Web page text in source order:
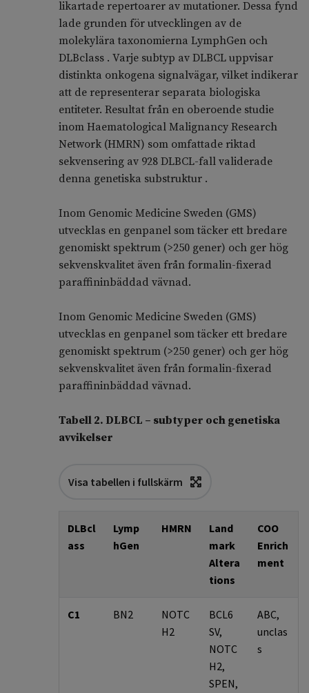
likartade repertoarer av mutationer. Dessa fynd
lade grunden för utvecklingen av de
molekylära taxonomierna LymphGen och
DLBclass . Varje subtyp av DLBCL uppvisar
distinkta onkogena signalvägar, vilket indikerar
att de representerar separata biologiska
entiteter. Resultat från en oberoende studie
inom Haematological Malignancy Research
Network (HMRN) som omfattade riktad
sekvensering av 928 DLBCL-fall validerade
denna genetiska substruktur .
Inom Genomic Medicine Sweden (GMS)
utvecklas en genpanel som täcker ett bredare
genomiskt spektrum (>250 gener) och ger hög
sekvenskvalitet även från formalin-fixerad
paraffininbäddad vävnad.
Inom Genomic Medicine Sweden (GMS)
utvecklas en genpanel som täcker ett bredare
genomiskt spektrum (>250 gener) och ger hög
sekvenskvalitet även från formalin-fixerad
paraffininbäddad vävnad.
Tabell 2. DLBCL – subtyper och genetiska
avvikelser
Visa tabellen i fullskärm
DLBcl
ass
Lymp
hGen
HMRN
Land
mark
Altera
tions
COO
Enrich
ment
C1 BN2
NOTC
H2
BCL6
SV,
NOTC
H2,
SPEN,
ABC,
unclas
s